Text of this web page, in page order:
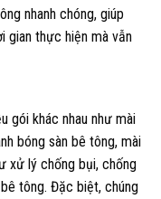
nhanh chóng, giúp
gian thực hiện mà vẫn
gói khác nhau như mài
bóng sàn bê tông, mài
xử lý chống bụi, chống
tông. Đặc biệt, chúng